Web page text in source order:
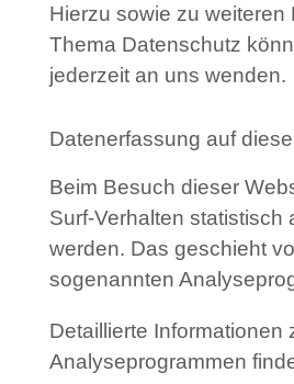
Hierzu sowie zu weiteren
Thema Datenschutz
jederzeit an uns wenden.
Datenerfassung auf
Beim Besuch dieser
Surf-Verhalten statistisch
werden. Das geschieht
sogenannten
Detaillierte Informationen
Analyseprogrammen